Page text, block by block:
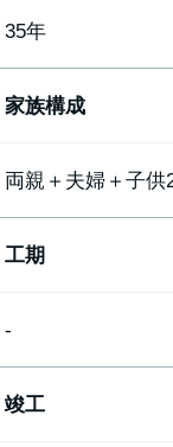
35年
家族構成
両親＋夫婦＋子供
工期
-
竣工